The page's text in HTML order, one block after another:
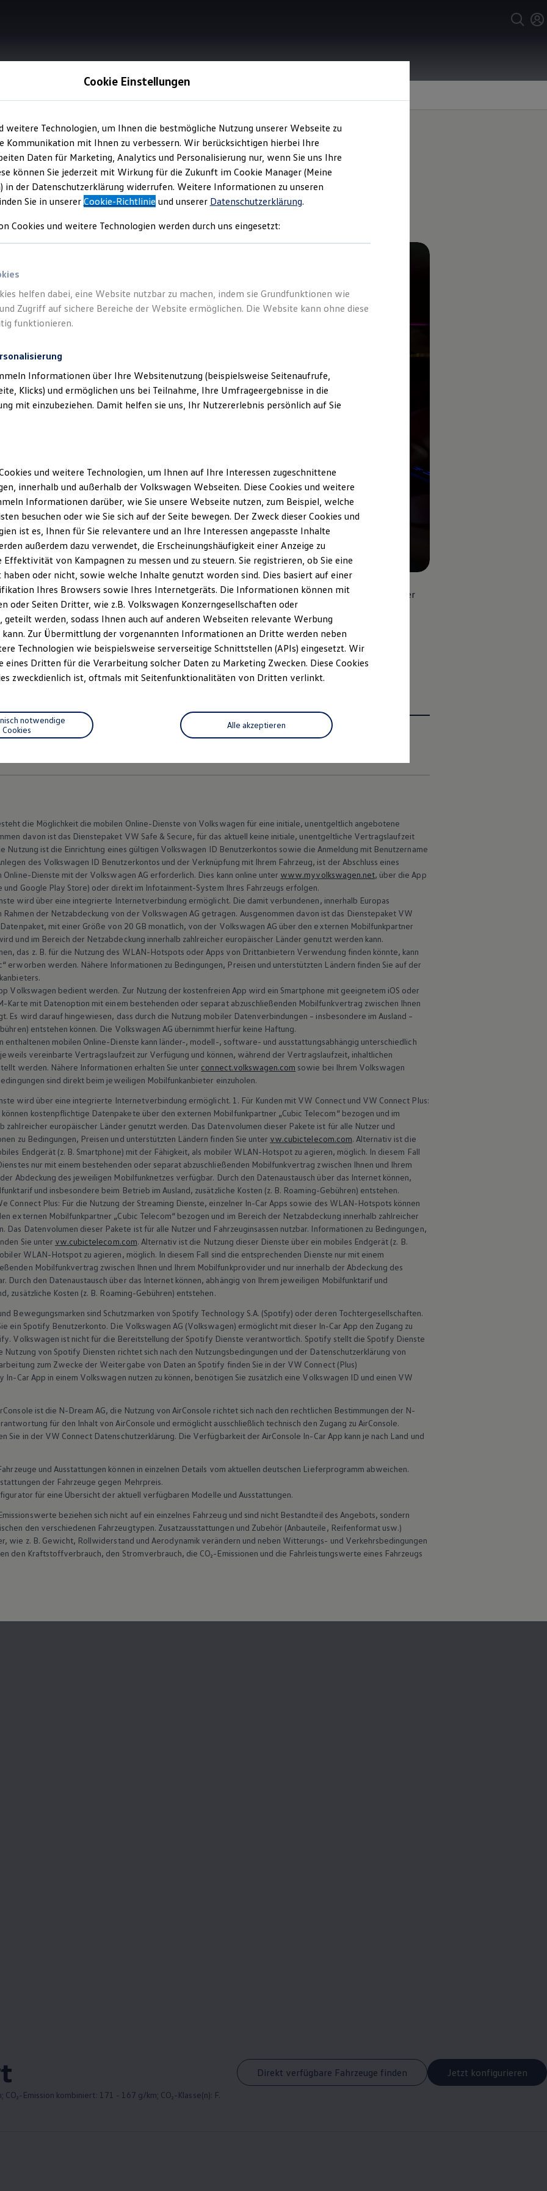
Direkt verfügbare Fahrzeuge finden Jetzt konfigurieren
Emission kombiniert: 171 - 167 g/km; CO₂-Klasse(n): F.
Diensten 1
kommen Sie
Navigationssystem gelangen Sie auch bei wechselnden Verkehrsbedingungen entspannter
der vielfältigen Auswahl an Musik und Podcasts bestens unterhalten.
unsere In-Car Apps, wie zum Beispiel
AirConsole
Lizenzhinweise Dritter
die Möglichkeit die mobilen Online-Dienste von Volkswagen für eine initiale, unentgeltlich angebotene
davon ist das Dienstepaket VW Safe & Secure, für das aktuell keine initiale, unentgeltliche Vertragslaufzeit
Nutzung ist die Einrichtung eines gültigen Volkswagen ID Benutzerkontos sowie die Anmeldung mit Benutzername
des Volkswagen ID Benutzerkontos und der Verknüpfung mit Ihrem Fahrzeug, ist der Abschluss eines
Online-Dienste mit der Volkswagen AG erforderlich. Dies kann online unter www.myvolkswagen.net, über die App
und Google Play Store) oder direkt im Infotainment-System Ihres Fahrzeugs erfolgen.
wird über eine integrierte Internetverbindung ermöglicht. Die damit verbundenen, innerhalb Europas
der Netzabdeckung von der Volkswagen AG getragen. Ausgenommen davon ist das Dienstepaket VW
mit einer Größe von 20 GB monatlich, von der Volkswagen AG über den externen Mobilfunkpartner
und im Bereich der Netzabdeckung innerhalb zahlreicher europäischer Länder genutzt werden kann.
das z. B. für die Nutzung des WLAN-Hotspots oder Apps von Drittanbietern Verwendung finden könnte, kann
erworben werden. Nähere Informationen zu Bedingungen, Preisen und unterstützten Ländern finden Sie auf der
Volkswagen bedient werden. Zur Nutzung der kostenfreien App wird ein Smartphone mit geeignetem iOS oder
Karte mit Datenoption mit einem bestehenden oder separat abzuschließenden Mobilfunkvertrag zwischen Ihnen
Es wird darauf hingewiesen, dass durch die Nutzung mobiler Datenverbindungen – insbesondere im Ausland –
entstehen können. Die Volkswagen AG übernimmt hierfür keine Haftung.
enthaltenen mobilen Online-Dienste kann länder-, modell-, software- und ausstattungsabhängig unterschiedlich
vereinbarte Vertragslaufzeit zur Verfügung und können, während der Vertragslaufzeit, inhaltlichen
werden. Nähere Informationen erhalten Sie unter connect.volkswagen.com sowie bei Ihrem Volkswagen
sind direkt beim jeweiligen Mobilfunkanbieter einzuholen.
wird über eine integrierte Internetverbindung ermöglicht. 1. Für Kunden mit VW Connectund VW Connect Plus:
kostenpflichtige Datenpakete über den externen Mobilfunkpartner „Cubic Telecom“ bezogen und im
zahlreicher europäischer Länder genutzt werden. Das Datenvolumen dieser Pakete ist für alle Nutzer und
zu Bedingungen, Preisen und unterstützten Ländern finden Sie unter vw.cubictelecom.com. Alternativ ist die
Endgerät (z. B. Smartphone) mit der Fähigkeit, als mobiler WLAN-Hotspot zu agieren, möglich. In diesem Fall
nur mit einem bestehenden oder separat abzuschließenden Mobilfunkvertrag zwischen Ihnen und Ihrem
Abdeckung des jeweiligen Mobilfunknetzes verfügbar. Durch den Datenaustausch über das Internet können,
und insbesondere beim Betrieb im Ausland, zusätzliche Kosten (z. B. Roaming-Gebühren) entstehen.
ConnectPlus: Für die Nutzung der Streaming Dienste, einzelner In-Car Apps sowie des WLAN-Hotspots können
externen Mobilfunkpartner „Cubic Telecom“ bezogen und im Bereich der Netzabdeckung innerhalb zahlreicher
Das Datenvolumen dieser Pakete ist für alle Nutzer und Fahrzeuginsassen nutzbar. Informationen zu Bedingungen,
Sie unter vw.cubictelecom.com. Alternativ ist die Nutzung dieser Dienste über ein mobiles Endgerät (z. B.
WLAN-Hotspot zu agieren, möglich. In diesem Fall sind die entsprechenden Dienste nur mit einem
Mobilfunkvertrag zwischen Ihnen und Ihrem Mobilfunkprovider und nur innerhalb der Abdeckung des
Durch den Datenaustausch über das Internet können, abhängig von Ihrem jeweiligen Mobilfunktarif und
zusätzliche Kosten (z. B. Roaming-Gebühren) entstehen.
Bewegungsmarken sind Schutzmarken von Spotify Technology S.A. (Spotify) oder deren Tochtergesellschaften.
ein Spotify Benutzerkonto. Die Volkswagen AG (Volkswagen) ermöglicht mit dieser In-Car App den Zugang zu
Volkswagen ist nicht für die Bereitstellung der Spotify Dienste verantwortlich. Spotify stellt die Spotify Dienste
von Spotify Diensten richtet sich nach den Nutzungsbedingungen und der Datenschutzerklärung von
zum Zwecke der Weitergabe von Daten an Spotify finden Sie in der VW Connect(Plus)
In-Car App in einem Volkswagen nutzen zu können, benötigen Sie zusätzlich eine Volkswagen ID und einen VW
ist die N-Dream AG, die Nutzung von AirConsole richtet sich nach den rechtlichen Bestimmungen der N-
für den Inhalt von AirConsole und ermöglicht ausschließlich technisch den Zugang zu AirConsole.
Sie in der VW Connect Datenschutzerklärung. Die Verfügbarkeit der AirConsole In-Car App kann je nach Land und
und Ausstattungen können in einzelnen Details vom aktuellen deutschen Lieferprogramm abweichen.
der Fahrzeuge gegen Mehrpreis.
für eine Übersicht der aktuell verfügbaren Modelle und Ausstattungen.
beziehen sich nicht auf ein einzelnes Fahrzeug und sind nicht Bestandteil des Angebots, sondern
den verschiedenen Fahrzeugtypen. Zusatzausstattungen und Zubehör (Anbauteile, Reifenformat usw.)
wie z. B. Gewicht, Rollwiderstand und Aerodynamik verändern und neben Witterungs- und Verkehrsbedingungen
den Kraftstoffverbrauch, den Stromverbrauch, die CO₂-Emissionen und die Fahrleistungswerte eines Fahrzeugs
Cookie Einstellungen
weitere Technologien, um Ihnen die bestmögliche Nutzung unserer Webseite zu
Kommunikation mit Ihnen zu verbessern. Wir berücksichtigen hierbei Ihre
Daten für Marketing, Analytics und Personalisierung nur, wenn Sie uns Ihre
können Sie jederzeit mit Wirkung für die Zukunft im Cookie Manager (Meine
in der Datenschutzerklärung widerrufen. Weitere Informationen zu unseren
Sie in unsererCookie-Richtlinie und unserer Datenschutzerklärung.
Cookies und weitere Technologien werden durch uns eingesetzt:
helfen dabei, eine Website nutzbar zu machen, indem sie Grundfunktionen wie
Zugriff auf sichere Bereiche der Website ermöglichen. Die Website kann ohne diese
funktionieren.
Informationen über Ihre Websitenutzung (beispielsweise Seitenaufrufe,
Klicks) und ermöglichen uns bei Teilnahme, Ihre Umfrageergebnisse in die
mit einzubeziehen. Damit helfen sie uns, Ihr Nutzererlebnis persönlich auf Sie
und weitere Technologien, um Ihnen auf Ihre Interessen zugeschnittene
innerhalb und außerhalb der Volkswagen Webseiten. Diese Cookies und weitere
Informationen darüber, wie Sie unsere Webseite nutzen, zum Beispiel, welche
besuchen oder wie Sie sich auf der Seite bewegen. Der Zweck dieser Cookies und
ist es, Ihnen für Sie relevantere und an Ihre Interessen angepasste Inhalte
außerdem dazu verwendet, die Erscheinungshäufigkeit einer Anzeige zu
Effektivität von Kampagnen zu messen und zu steuern. Sie registrieren, ob Sie eine
haben oder nicht, sowie welche Inhalte genutzt worden sind. Dies basiert auf einer
Ihres Browsers sowie Ihres Internetgeräts. Die Informationen können mit
oder Seiten Dritter, wie z.B. Volkswagen Konzerngesellschaften oder
geteilt werden, sodass Ihnen auch auf anderen Webseiten relevante Werbung
kann. Zur Übermittlung der vorgenannten Informationen an Dritte werden neben
Technologien wie beispielsweise serverseitige Schnittstellen (APIs) eingesetzt. Wir
eines Dritten für die Verarbeitung solcher Daten zu Marketing Zwecken. Diese Cookies
zweckdienlich ist, oftmals mit Seitenfunktionalitäten von Dritten verlinkt.
Alle akzeptieren
notwendige
Cookies